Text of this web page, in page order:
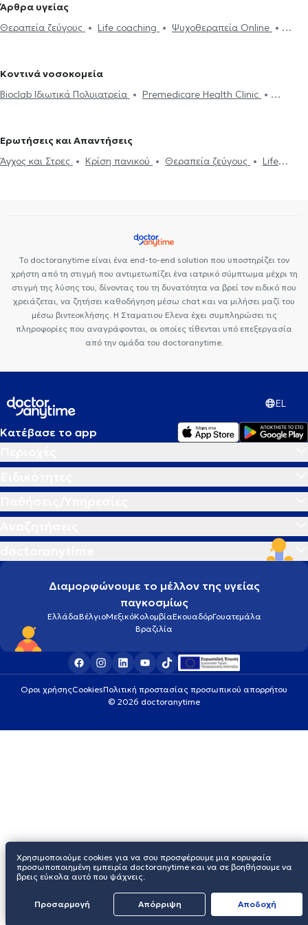
Χολαργό
Σύμβουλοι ψυχικής υγείας στη Μεταμόρφωση
υγείας στην Αθήνα
Σύμβουλοι ψυχικής υγείας στο Νέο Ψυχικό
Σύμβουλοι ψυχικής υγείας στις Αχαρνές
Σύμβουλοι ψυχικής υγείας
Αίσθημα φόβου και πανικού
Ανησυχία και αγωνία
Συμβουλευτική εφήβων
Συμβουλευτική
Υπνοθεραπεία
Ψυχογενής Βουλιμία - Ψυχογενής Ανορεξία
επαγγελματικού προσανατολισμού
Συμβουλευτική επαγγελματικού
Άρθρα υγείας
Θεραπεία ζεύγους
Life coaching
Ψυχοθεραπεία Online
επαγγελματικού προσανατολισμού
Κοντινά νοσοκομεία
Bioclab Ιδιωτικά Πολυιατρεία
Premedicare Health Clinic
Ερωτήσεις και Απαντήσεις
Άγχος και Στρες
Κρίση πανικού Θεραπεία ζεύγους
Life
Το doctoranytime είναι ένα end-to-end solution που υποστηρίζει τον
χρήστη από τη στιγμή που αντιμετωπίζει ένα ιατρικό σύμπτωμα μέχρι τη
στιγμή της λύσης του, δίνοντας του τη δυνατότητα να βρεί τον ειδικό που
χρειάζεται, να ζητήσει καθοδήγηση μέσω chat και να μιλήσει μαζί του
μέσω βιντεοκλήσης. Η Σταματιου Ελενα έχει συμπληρώσει τις
πληροφορίες που αναγράφονται, οι οποίες τίθενται υπό επεξεργασία
από την ομάδα του doctoranytime.
EL
Κατέβασε το app
Διαμορφώνουμε το μέλλον της υγείας
παγκοσμίως
ΕλλάδαΒέλγιοΜεξικόΚολομβίαΕκουαδόρΓουατεμάλα
Βραζιλία
Οροι χρήσηςCookiesΠολιτική προστασίας προσωπικού απορρήτου
© 2026 doctoranytime
Χρησιμοποιούμε cookies για να σου προσφέρουμε μια κορυφαία
προσωποποιημένη εμπειρία doctoranytime και να σε βοηθήσουμε να
βρεις εύκολα αυτό που ψάχνεις.
Προσαρμογή Απόρριψη Aποδοχή